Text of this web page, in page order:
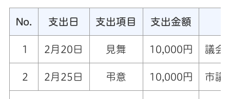
No. 支出日 支出項目 支出金額
1 2月20日 見舞 10,000円 議会
2 2月25日 弔意 10,000円 市議